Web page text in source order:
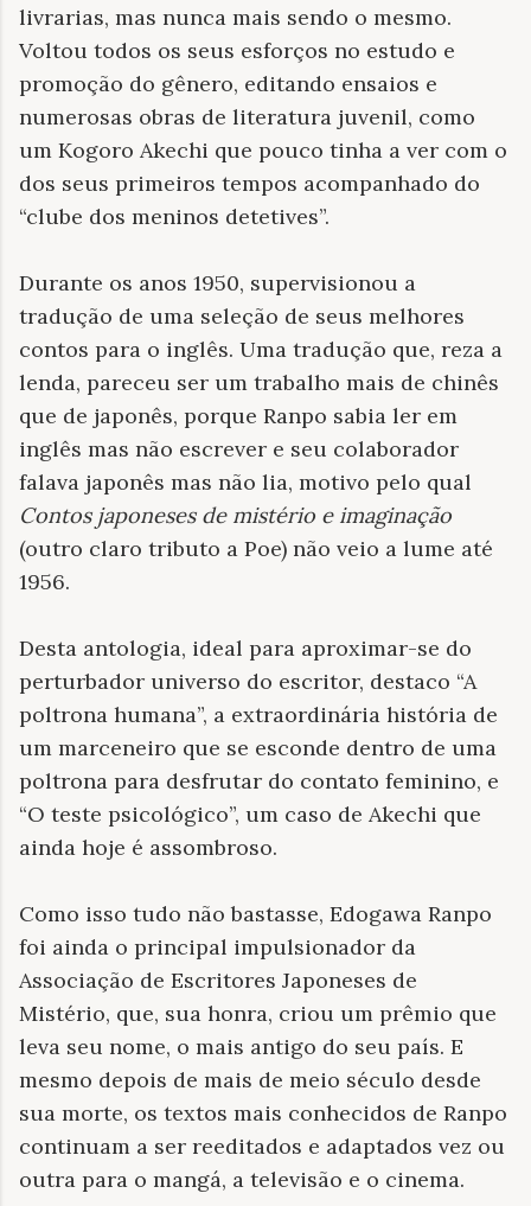
livrarias, mas nunca mais sendo o mesmo.
Voltou todos os seus esforços no estudo e
promoção do gênero, editando ensaios e
numerosas obras de literatura juvenil, como
um Kogoro Akechi que pouco tinha a ver com o
dos seus primeiros tempos acompanhado do
“clube dos meninos detetives”.
Durante os anos 1950, supervisionou a
tradução de uma seleção de seus melhores
contos para o inglês. Uma tradução que, reza a
lenda, pareceu ser um trabalho mais de chinês
que de japonês, porque Ranpo sabia ler em
inglês mas não escrever e seu colaborador
falava japonês mas não lia, motivo pelo qual
Contos japoneses de mistério e imaginação
(outro claro tributo a Poe) não veio a lume até
1956.
Desta antologia, ideal para aproximar-se do
perturbador universo do escritor, destaco “A
poltrona humana”, a extraordinária história de
um marceneiro que se esconde dentro de uma
poltrona para desfrutar do contato feminino, e
“O teste psicológico”, um caso de Akechi que
ainda hoje é assombroso.
Como isso tudo não bastasse, Edogawa Ranpo
foi ainda o principal impulsionador da
Associação de Escritores Japoneses de
Mistério, que, sua honra, criou um prêmio que
leva seu nome, o mais antigo do seu país. E
mesmo depois de mais de meio século desde
sua morte, os textos mais conhecidos de Ranpo
continuam a ser reeditados e adaptados vez ou
outra para o mangá, a televisão e o cinema.